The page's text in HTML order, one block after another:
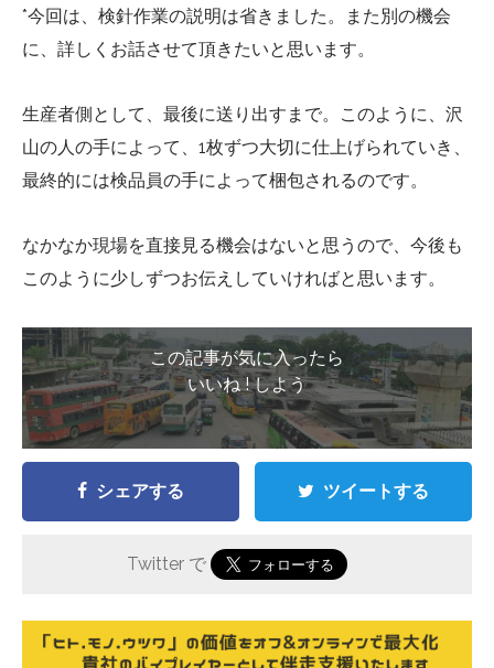
*今回は、検針作業の説明は省きました。また別の機会
に、詳しくお話させて頂きたいと思います。
生産者側として、最後に送り出すまで。このように、沢
山の人の手によって、1枚ずつ大切に仕上げられていき、
最終的には検品員の手によって梱包されるのです。
なかなか現場を直接見る機会はないと思うので、今後も
このように少しずつお伝えしていければと思います。
この記事が気に入ったら
いいね ! しよう
シェアする ツイートする
Twitter で